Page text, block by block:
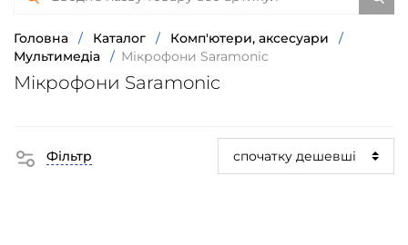
Головна / Каталог / Комп'ютери, аксесуари
/
Мультимедіа
/ Мікрофони Saramonic
Мікрофони Saramonic
Фільтр